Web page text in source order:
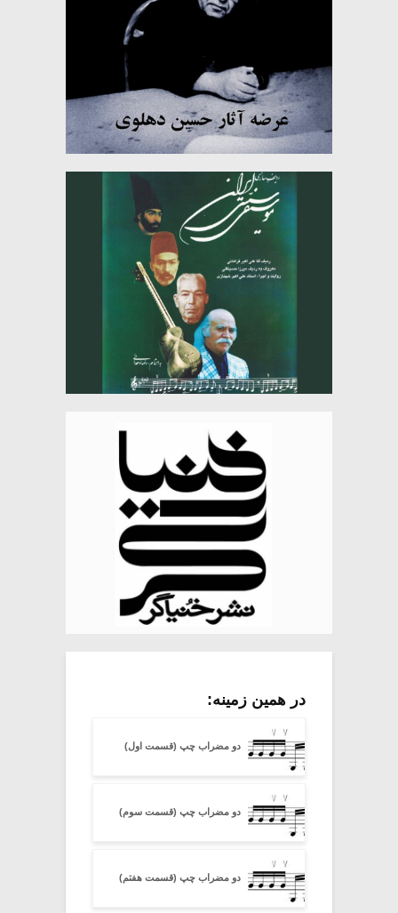
در همین زمینه:
دو مضراب چپ (قسمت اول)
دو مضراب چپ (قسمت سوم)
دو مضراب چپ (قسمت هفتم)